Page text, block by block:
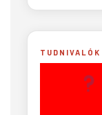
TUDNIVALÓK